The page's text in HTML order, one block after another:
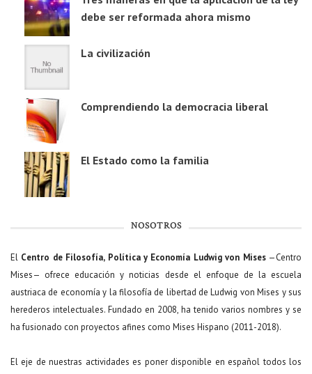
debe ser reformada ahora mismo
La civilización
Comprendiendo la democracia liberal
El Estado como la familia
NOSOTROS
El Centro de Filosofía, Política y Economía Ludwig von Mises—Centro
Mises— ofrece educación y noticias desde el enfoque de la escuela
austriaca de economía y la filosofía de libertad de Ludwig von Mises y sus
herederos intelectuales. Fundado en 2008, ha tenido varios nombres y se
ha fusionado con proyectos afines como Mises Hispano (2011-2018).
El eje de nuestras actividades es poner disponible en español todos los